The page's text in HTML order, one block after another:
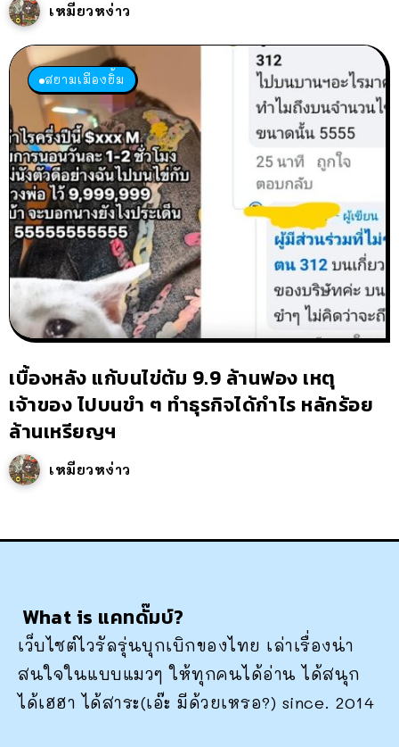
เหมียวหง่าว
สยามเมืองยิ้ม
เบื้องหลัง แก้บนไข่ต้ม 9.9 ล้านฟอง เหตุ
เจ้าของ ไปบนขำ ๆ ทำธุรกิจได้กำไร หลักร้อย
ล้านเหรียญฯ
เหมียวหง่าว
What is แคทดั๊มบ์?
เว็บไซต์ไวรัลรุ่นบุกเบิกของไทย เล่าเรื่องน่า
สนใจในแบบแมวๆ ให้ทุกคนได้อ่าน ได้สนุก
ได้เฮฮา ได้สาระ(เอ๊ะ มีด้วยเหรอ?) since. 2014